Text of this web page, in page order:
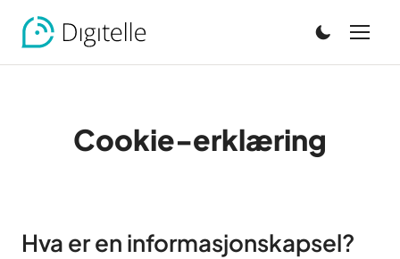
Cookie-erklæring
Hva er en informasjonskapsel?